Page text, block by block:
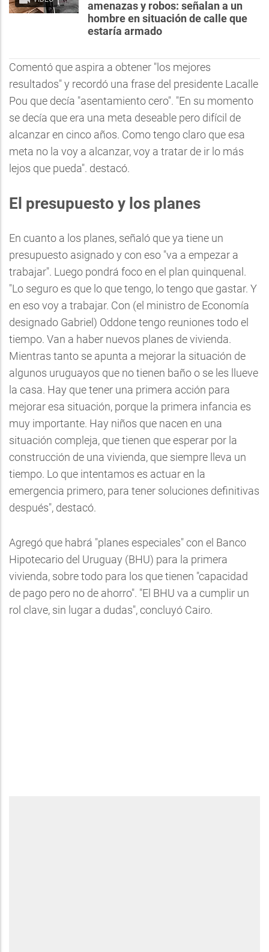
amenazas y robos: señalan a un
hombre en situación de calle que
estaría armado
Comentó que aspira a obtener "los mejores
resultados" y recordó una frase del presidente Lacalle
Pou que decía "asentamiento cero". "En su momento
se decía que era una meta deseable pero difícil de
alcanzar en cinco años. Como tengo claro que esa
meta no la voy a alcanzar, voy a tratar de ir lo más
lejos que pueda". destacó.
El presupuesto y los planes
En cuanto a los planes, señaló que ya tiene un
presupuesto asignado y con eso "va a empezar a
trabajar". Luego pondrá foco en el plan quinquenal.
"Lo seguro es que lo que tengo, lo tengo que gastar. Y
en eso voy a trabajar. Con (el ministro de Economía
designado Gabriel) Oddone tengo reuniones todo el
tiempo. Van a haber nuevos planes de vivienda.
Mientras tanto se apunta a mejorar la situación de
algunos uruguayos que no tienen baño o se les llueve
la casa. Hay que tener una primera acción para
mejorar esa situación, porque la primera infancia es
muy importante. Hay niños que nacen en una
situación compleja, que tienen que esperar por la
construcción de una vivienda, que siempre lleva un
tiempo. Lo que intentamos es actuar en la
emergencia primero, para tener soluciones definitivas
después", destacó.
Agregó que habrá "planes especiales" con el Banco
Hipotecario del Uruguay (BHU) para la primera
vivienda, sobre todo para los que tienen "capacidad
de pago pero no de ahorro". "El BHU va a cumplir un
rol clave, sin lugar a dudas", concluyó Cairo.